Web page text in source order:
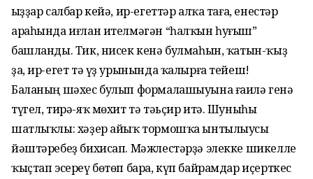
Ҡыҙҙар салбар кейә, ир-егеттәр алҡа таға, енестәр
араһында иғлан ителмәгән “һалҡын һуғыш”
башланды. Тик, нисек кенә булмаһын, ҡатын-ҡыҙ
ҙа, ир-егет тә үҙ урынында ҡалырға тейеш!
Баланың шәхес булып формалашыуына ғаилә генә
түгел, тирә-яҡ мөхит тә тәьҫир итә. Шуныһы
шатлыҡлы: хәҙер айыҡ тормошҡа ынтылыусы
йәштәребеҙ бихисап. Мәжлестәрҙә элекке шикелле
ҡыҫтап эсереү бөтөп бара, күп байрамдар иҫерткес